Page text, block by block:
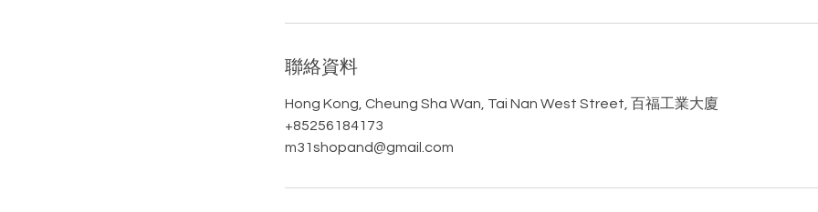
聯絡資料
Hong Kong, Cheung Sha Wan, Tai Nan West Street, 百福工業大廈
+85256184173
m31shopand@gmail.com